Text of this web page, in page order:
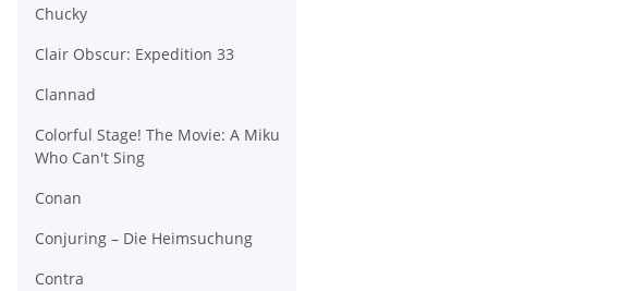
Chucky
Clair Obscur: Expedition 33
Clannad
Colorful Stage! The Movie: A Miku
Who Can't Sing
Conan
Conjuring – Die Heimsuchung
Contra